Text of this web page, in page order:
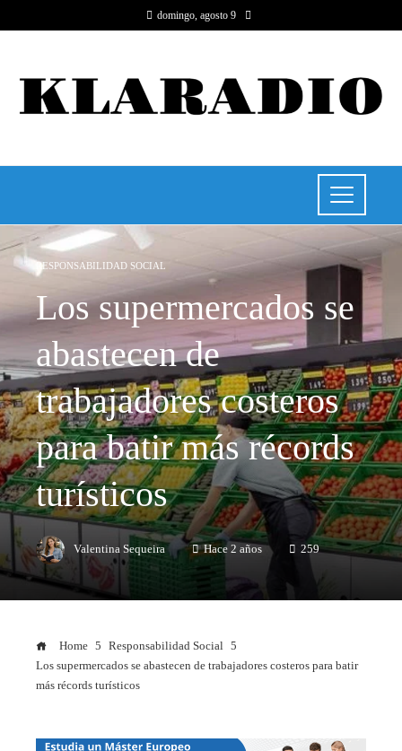
domingo, agosto 9
RESPONSABILIDAD SOCIAL
Los supermercados se
abastecen de
trabajadores costeros
para batir más récords
turísticos
Valentina Sequeira Hace 2 años 259
Home
Responsabilidad Social
Los supermercados se abastecen de trabajadores costeros para batir
más récords turísticos